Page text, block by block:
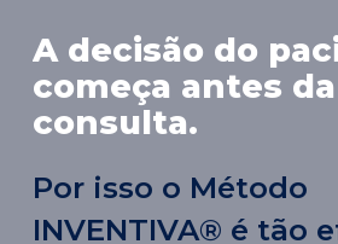
A decisão do
começa antes da
consulta.
Por isso o Método
INVENTIVA® é tão